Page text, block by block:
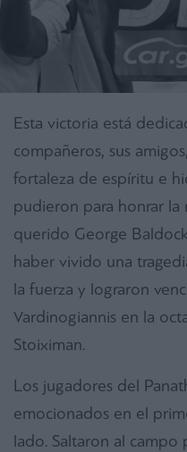
Esta victoria está
compañeros, sus
fortaleza de espíritu e
pudieron para honrar
querido George
haber vivido una
la fuerza y ​​lograron
Vardinogiannis en la
Stoiximan.
Los jugadores del
emocionados en el
lado. Saltaron al campo